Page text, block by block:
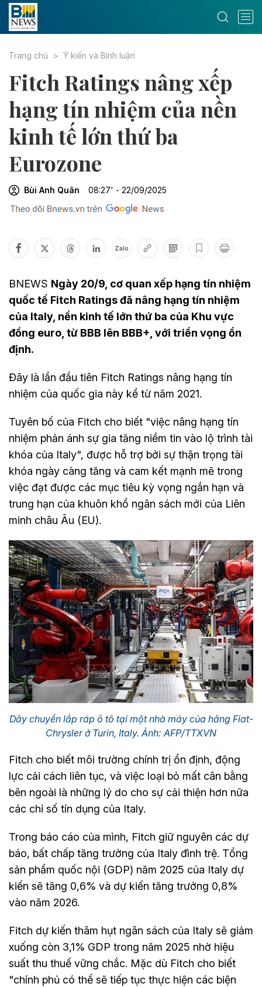
Trang chủ Ý kiến và Bình luận
Fitch Ratings nâng xếp
hạng tín nhiệm của nền
kinh tế lớn thứ ba
Eurozone
Bùi Anh Quân 08:27' - 22/09/2025
Zalo
BNEWS Ngày 20/9, cơ quan xếp hạng tín nhiệm
quốc tế Fitch Ratings đã nâng hạng tín nhiệm
của Italy, nền kinh tế lớn thứ ba của Khu vực
đồng euro, từ BBB lên BBB+, với triển vọng ổn
định.
Đây là lần đầu tiên Fitch Ratings nâng hạng tín
nhiệm của quốc gia này kể từ năm 2021.
Tuyên bố của Fitch cho biết "việc nâng hạng tín
nhiệm phản ánh sự gia tăng niềm tin vào lộ trình tài
khóa của Italy", được hỗ trợ bởi sự thận trọng tài
khóa ngày càng tăng và cam kết mạnh mẽ trong
việc đạt được các mục tiêu kỳ vọng ngắn hạn và
trung hạn của khuôn khổ ngân sách mới của Liên
minh châu Âu (EU).
Dây chuyền lắp ráp ô tô tại một nhà máy của hãng Fiat-
Chrysler ở Turin, Italy. Ảnh: AFP/TTXVN
Fitch cho biết môi trường chính trị ổn định, động
lực cải cách liên tục, và việc loại bỏ mất cân bằng
bên ngoài là những lý do cho sự cải thiện hơn nữa
các chỉ số tín dụng của Italy.
Trong báo cáo của mình, Fitch giữ nguyên các dự
báo, bất chấp tăng trưởng của Italy đình trệ. Tổng
sản phẩm quốc nội (GDP) năm 2025 của Italy dự
kiến sẽ tăng 0,6% và dự kiến tăng trưởng 0,8%
vào năm 2026.
Fitch dự kiến thâm hụt ngân sách của Italy sẽ giảm
xuống còn 3,1% GDP trong năm 2025 nhờ hiệu
suất thu thuế vững chắc. Mặc dù Fitch cho biết
"chính phủ có thể sẽ tiếp tục thực hiện các biện